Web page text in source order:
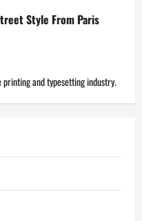
Style From Paris
and typesetting industry.